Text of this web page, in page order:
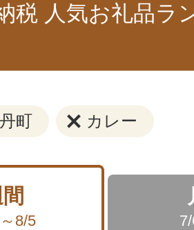
税 人気お礼品ラ
町 カレー
8/5